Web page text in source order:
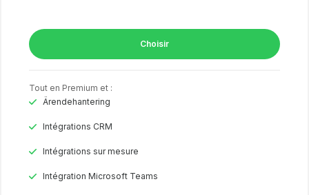
Choisir
Tout en Premium et :
Ärendehantering
Intégrations CRM
Intégrations sur mesure
Intégration Microsoft Teams